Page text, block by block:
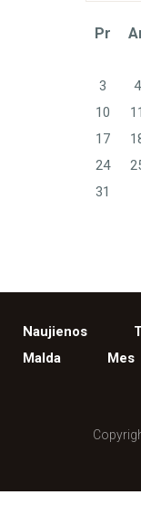
Pr
3
4
10
11
17
24
31
Naujienos
Malda
Mes